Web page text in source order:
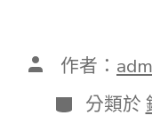
文 作者：
分
類
分類於